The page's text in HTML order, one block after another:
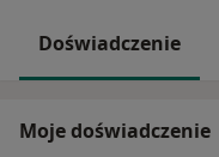
Doświadczenie
Moje doświadczenie